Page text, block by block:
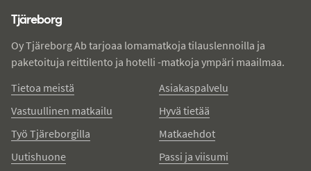
Tjäreborg
Oy Tjäreborg Ab tarjoaa lomamatkoja tilauslennoilla ja
paketoituja reittilento ja hotelli -matkoja ympäri maailmaa.
Tietoa meistä
Vastuullinen matkailu
Työ Tjäreborgilla
Uutishuone
Asiakaspalvelu
Hyvä tietää
Matkaehdot
Passi ja viisumi